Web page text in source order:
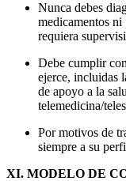
Nunca debes
medicamentos
requiera
Debe cumplir
ejerce, incluidas
de apoyo a la
telemedicina/
Por motivos de
siempre a su
XI. MODELO DE